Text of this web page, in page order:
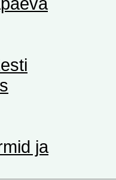
ja